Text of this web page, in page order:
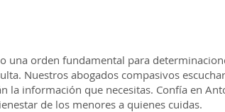
una orden fundamental para
Nuestros abogados compasivos
la información que necesitas. Confía en
de los menores a quienes cuidas.